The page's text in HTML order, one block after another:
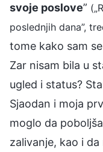
svoje poslove”
poslednjih dana”,
tome kako sam
Zar nisam bila u
ugled i status?
Sjaodan i moja
moglo da
zalivanje, kao i